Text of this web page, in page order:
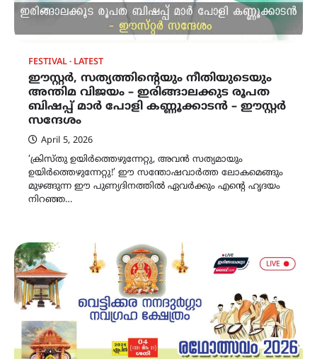
FESTIVAL LATEST
ഈസ്റ്റർ, സത്യത്തിന്റെയും നീതിയുടെയും
അന്തിമ വിജയം – ഇരിങ്ങാലക്കുട രൂപത
ബിഷപ്പ് മാർ പോളി കണ്ണൂക്കാടൻ – ഈസ്റ്റർ
സന്ദേശം
April 5, 2026
‘ക്രിസ്തു‌ ഉയിർത്തെഴുന്നേറ്റു, അവൻ സത്യമായും
ഉയിർത്തെഴുന്നേറ്റു!’ ഈ സന്തോഷവാർത്ത ലോകമെങ്ങും
മുഴങ്ങുന്ന ഈ പുണ്യദിനത്തിൽ ഏവർക്കും എൻ്റെ ഹൃദയം
നിറഞ്ഞ…